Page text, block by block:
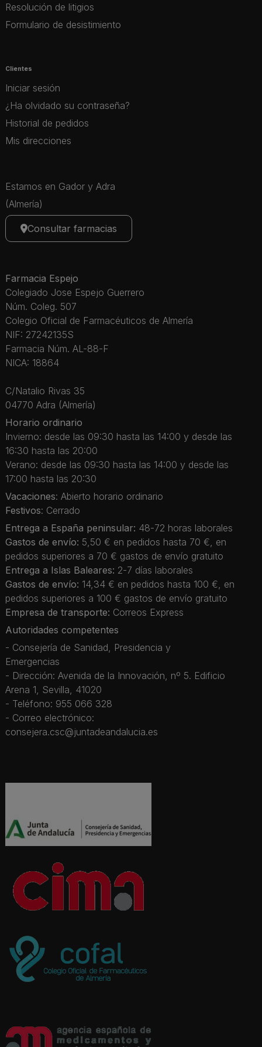
Resolución de litigios
Formulario de desistimiento
Clientes
Iniciar sesión
¿Ha olvidado su contraseña?
Historial de pedidos
Mis direcciones
Estamos en Gador y Adra
(Almería)
Consultar farmacias
Farmacia Espejo
Colegiado Jose Espejo Guerrero
Núm. Coleg. 507
Colegio Oficial de Farmacéuticos de Almería
NIF: 27242135S
Farmacia Núm. AL-88-F
NICA: 18864
C/Natalio Rivas 35
04770 Adra (Almería)
Horario ordinario
Invierno: desde las 09:30 hasta las 14:00 y desde las
16:30 hasta las 20:00
Verano: desde las 09:30 hasta las 14:00 y desde las
17:00 hasta las 20:30
Vacaciones: Abierto horario ordinario
Festivos: Cerrado
Entrega a España peninsular: 48-72 horas laborales
Gastos de envío: 5,50 € en pedidos hasta 70 €, en
pedidos superiores a 70 € gastos de envío gratuito
Entrega a Islas Baleares: 2-7 días laborales
Gastos de envío: 14,34 € en pedidos hasta 100 €, en
pedidos superiores a 100 € gastos de envío gratuito
Empresa de transporte: Correos Express
Autoridades competentes
- Consejería de Sanidad, Presidencia y
Emergencias
- Dirección: Avenida de la Innovación, nº 5. Edificio
Arena 1, Sevilla, 41020
- Teléfono: 955 066 328
- Correo electrónico:
consejera.csc@juntadeandalucia.es